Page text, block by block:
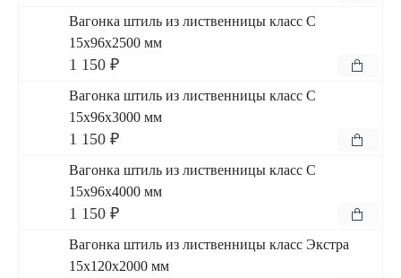
Вагонка штиль из лиственницы класс С
15x96x2500 мм
1 150 ₽
Вагонка штиль из лиственницы класс С
15x96x3000 мм
1 150 ₽
Вагонка штиль из лиственницы класс С
15x96x4000 мм
1 150 ₽
Вагонка штиль из лиственницы класс Экстра
15x120x2000 мм